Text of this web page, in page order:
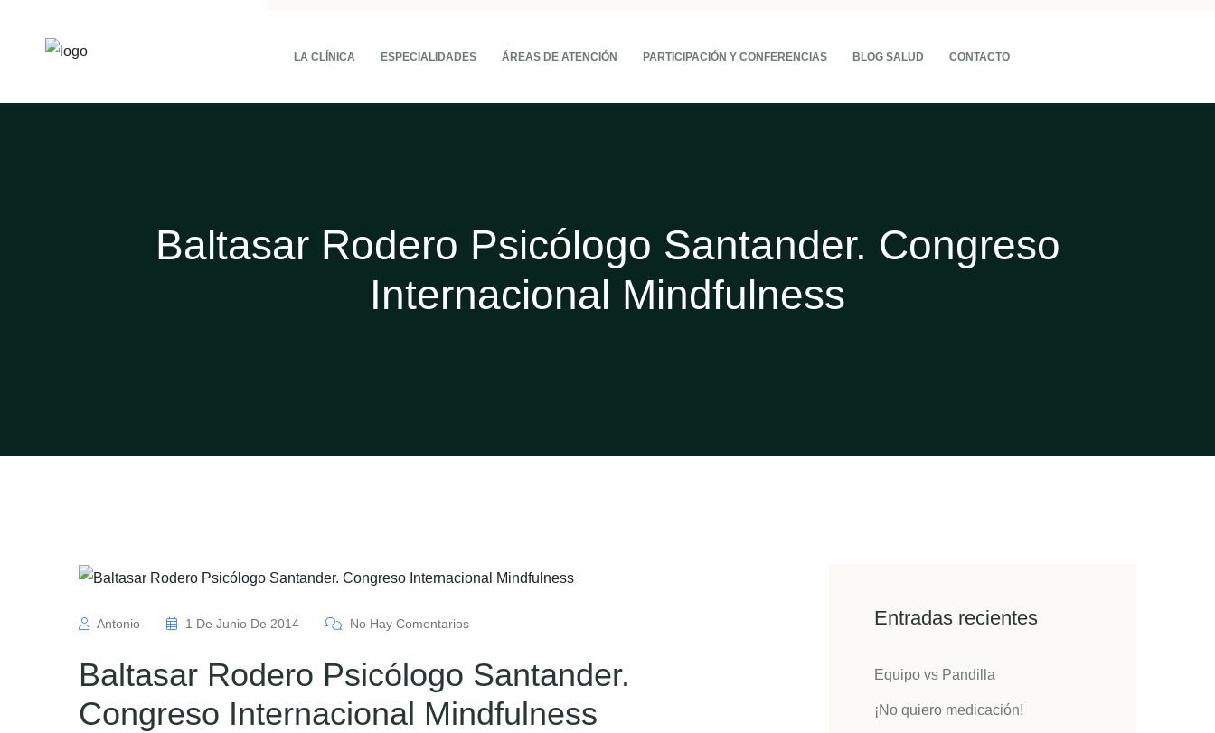
LA CLÍNICA ESPECIALIDADES ÁREAS DE ATENCIÓN PARTICIPACIÓN Y CONFERENCIAS BLOG SALUD CONTACTO
Baltasar Rodero Psicólogo Santander. Congreso
Internacional Mindfulness
Antonio 1 De Junio De 2014 No Hay Comentarios
Baltasar Rodero Psicólogo Santander.
Congreso Internacional Mindfulness
Entradas recientes
Equipo vs Pandilla
¡No quiero medicación!